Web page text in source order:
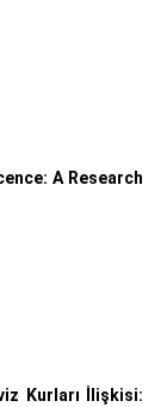
A Research
Kurları İlişkisi: